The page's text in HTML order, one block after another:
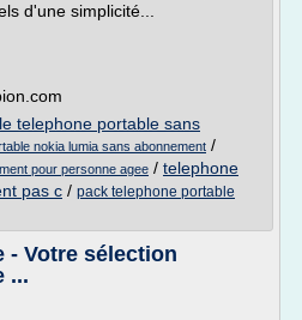
d'une simplicité...
telephone portable sans
nokia lumia sans abonnement /
pour personne agee / telephone
pas c / pack telephone portable
- Votre sélection
...